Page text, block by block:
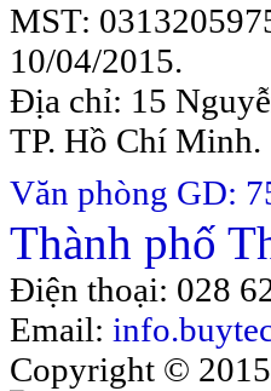
MST:
10/04/2015.
Địa chỉ: 15
TP. Hồ Chí Minh.
Văn phòng GD:
Thành phố
Điện thoại: 028
Email:
Copyright ©